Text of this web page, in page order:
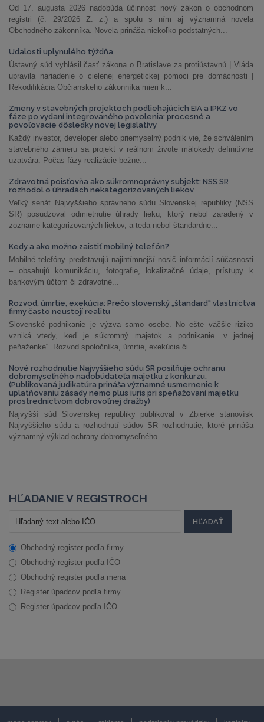
Od 17. augusta 2026 nadobúda účinnosť nový zákon o obchodnom
registri (č. 29/2026 Z. z.) a spolu s ním aj významná novela
Obchodného zákonníka. Novela prináša niekoľko podstatných...
Udalosti uplynulého týždňa
Ústavný súd vyhlásil časť zákona o Bratislave za protiústavnú | Vláda
upravila nariadenie o cielenej energetickej pomoci pre domácnosti |
Rekodifikácia Občianskeho zákonníka mieri k...
Zmeny v stavebných projektoch podliehajúcich EIA a IPKZ vo
fáze po vydaní integrovaného povolenia: procesné a
povoľovacie dôsledky novej legislatívy
Každý investor, developer alebo priemyselný podnik vie, že schválením
stavebného zámeru sa projekt v reálnom živote málokedy definitívne
uzatvára. Počas fázy realizácie bežne...
Zdravotná poisťovňa ako súkromnoprávny subjekt: NSS SR
rozhodol o úhradách nekategorizovaných liekov
Veľký senát Najvyššieho správneho súdu Slovenskej republiky (NSS
SR) posudzoval odmietnutie úhrady lieku, ktorý nebol zaradený v
zozname kategorizovaných liekov, a teda nebol štandardne...
Kedy a ako možno zaistiť mobilný telefón?
Mobilné telefóny predstavujú najintímnejší nosič informácií súčasnosti
– obsahujú komunikáciu, fotografie, lokalizačné údaje, prístupy k
bankovým účtom či zdravotné...
Rozvod, úmrtie, exekúcia: Prečo slovenský „štandard“ vlastníctva
firmy často neustojí realitu
Slovenské podnikanie je výzva samo osebe. No ešte väčšie riziko
vzniká vtedy, keď je súkromný majetok a podnikanie „v jednej
peňaženke“. Rozvod spoločníka, úmrtie, exekúcia či...
Nové rozhodnutie Najvyššieho súdu SR posilňuje ochranu
dobromyseľného nadobúdateľa majetku z konkurzu.
(Publikovaná judikatúra prináša významné usmernenie k
uplatňovaniu zásady nemo plus iuris pri speňažovaní majetku
prostredníctvom dobrovoľnej dražby)
Najvyšší súd Slovenskej republiky publikoval v Zbierke stanovísk
Najvyššieho súdu a rozhodnutí súdov SR rozhodnutie, ktoré prináša
významný výklad ochrany dobromyseľného...
HĽADANIE V REGISTROCH
Obchodný register podľa firmy
Obchodný register podľa IČO
Obchodný register podľa mena
Register úpadcov podľa firmy
Register úpadcov podľa IČO